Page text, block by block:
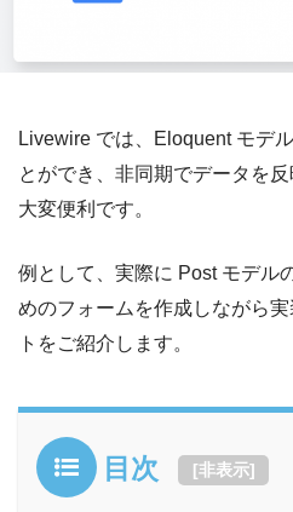
Livewire では、Eloquent モデ
とができ、非同期でデータを
大変便利です。
例として、実際に Post モデル
めのフォームを作成しながら
トをご紹介します。
目次 [非表示]